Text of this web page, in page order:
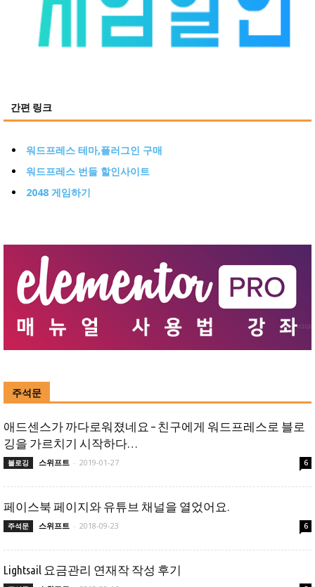
간편 링크
워드프레스 테마,플러그인 구매
워드프레스 번들 할인사이트
2048 게임하기
주석문
애드센스가 까다로워졌네요 – 친구에게 워드프레스로 블로
깅을 가르치기 시작하다…
블로깅 스위프트 - 2019-01-27 6
페이스북 페이지와 유튜브 채널을 열었어요.
주석문 스위프트 - 2018-09-23 6
Lightsail 요금관리 연재작 작성 후기